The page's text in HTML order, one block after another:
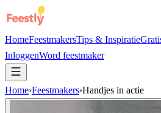
HomeFeestmakersTips & Inspiratie
InloggenWord feestmaker
Home›Feestmakers›Handjes in actie